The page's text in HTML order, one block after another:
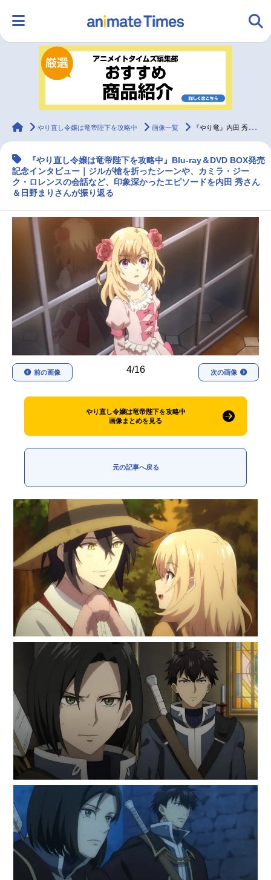
ランキング アニメ
ラジオ
マンガ・ラノベ ゲーム・アプリ 音楽 コスプレ
最新記事一覧
アニメ記事一覧 声優記事一覧
アニメ映画一覧 実写化映画一覧
今期アニメ曜日別一覧
春アニメ 夏アニメ
秋アニメ
男性声優/女性声優一覧
FOLLOW US
animateTimes
やり直し令嬢は竜帝陛下を攻略中 画像一覧 『やり竜』内田 秀＆日野まりが特に印象深かったエピソードとは／インタビュー
『やり直し令嬢は竜帝陛下を攻略中』Blu-ray＆DVD BOX発売
記念インタビュー｜ジルが槍を折ったシーンや、カミラ・ジー
ク・ロレンスの会話など、印象深かったエピソードを内田 秀さん
＆日野まりさんが振り返る
4/16
前の画像 次の画像
やり直し令嬢は竜帝陛下を攻略中
画像まとめを見る
元の記事へ戻る